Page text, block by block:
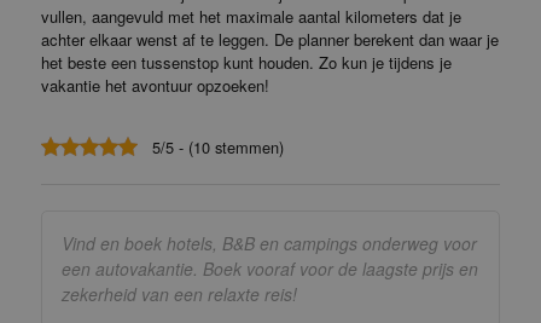
vullen, aangevuld met het maximale aantal kilometers dat je
achter elkaar wenst af te leggen. De planner berekent dan waar je
het beste een tussenstop kunt houden. Zo kun je tijdens je
vakantie het avontuur opzoeken!
5/5 - (10 stemmen)
Vind en boek hotels, B&B en campings onderweg voor
een autovakantie. Boek vooraf voor de laagste prijs en
zekerheid van een relaxte reis!